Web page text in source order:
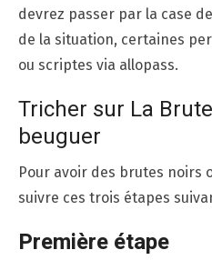
devrez passer par la case
de la situation, certaines
ou scriptes via allopass.
Tricher sur La
beuguer
Pour avoir des brutes noirs
suivre ces trois étapes
Première étape